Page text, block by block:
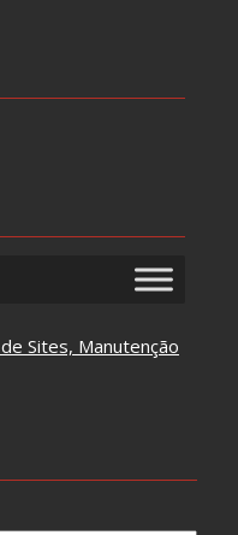
Sites, Manutenção